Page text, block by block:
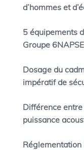
d’hommes et
5 équipements
Groupe 6NAPSE
Dosage du
impératif de
Différence
puissance
Réglementation